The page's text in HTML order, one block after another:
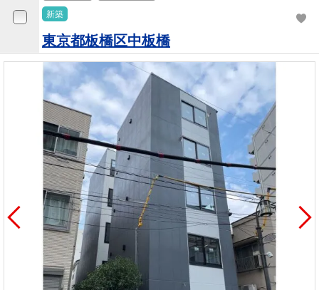
新築
東京都板橋区中板橋